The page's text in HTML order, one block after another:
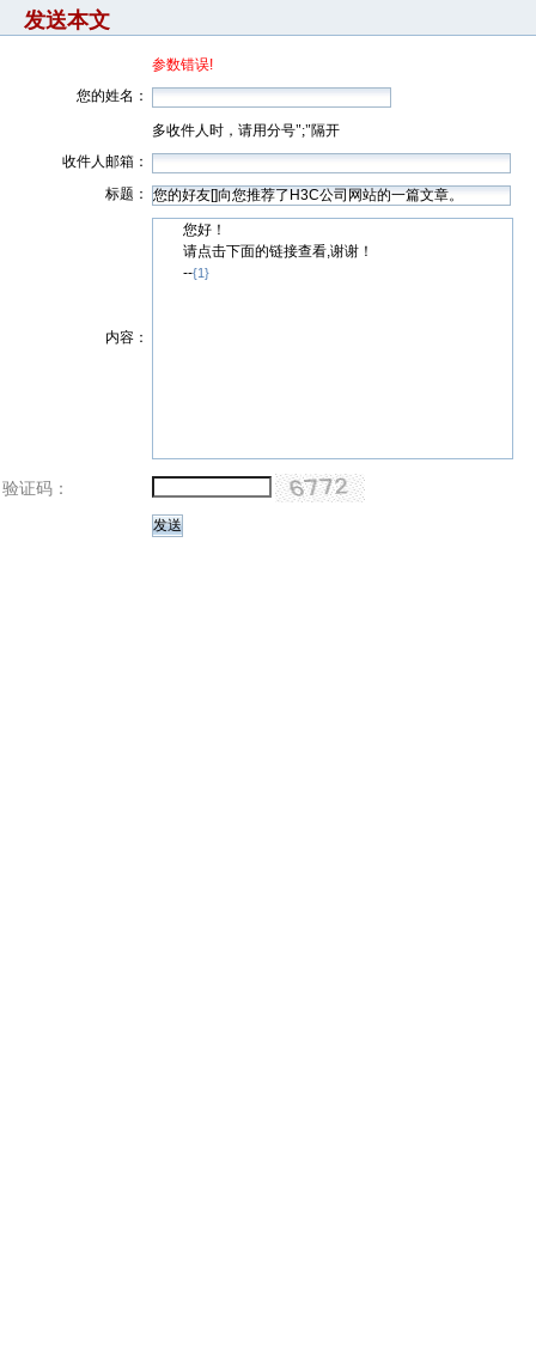
发送本文
参数错误!
您的姓名：
多收件人时，请用分号";"隔开
收件人邮箱：
标题：
内容：
您好！
请点击下面的链接查看,谢谢！
--{1}
验证码：